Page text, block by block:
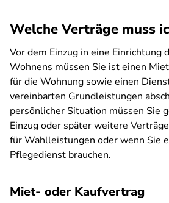
Welche Verträge muss
Vor dem Einzug in eine Einrichtung
Wohnens müssen Sie ist einen
für die Wohnung sowie einen
vereinbarten Grundleistungen
persönlicher Situation müssen Sie
Einzug oder später weitere
für Wahlleistungen oder wenn Sie
Pflegedienst brauchen.
Miet- oder Kaufvertrag